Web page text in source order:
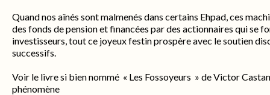
Quand nos aînés sont malmenés dans certains Ehpad, ces
des fonds de pension et financées par des actionnaires qui se
investisseurs, tout ce joyeux festin prospère avec le soutien
successifs.
Voir le livre si bien nommé « Les Fossoyeurs » de Victor
phénomène